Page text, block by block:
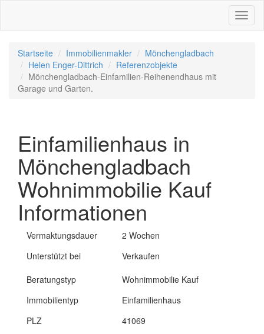
Startseite Immobilienmakler
Mönchengladbach
Helen Enger-Dittrich
Referenzobjekte
Mönchengladbach-Einfamilien-Reihenendhaus mit
Garage und Garten.
Einfamilienhaus in
Mönchengladbach
Wohnimmobilie Kauf
Informationen
Vermaktungsdauer
2 Wochen
Unterstützt bei
Verkaufen
Beratungstyp
Wohnimmobilie Kauf
Immobilientyp
Einfamilienhaus
PLZ
41069